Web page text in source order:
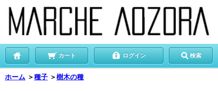
カート ログイン 検索
ホーム ＞種子 ＞樹木の種